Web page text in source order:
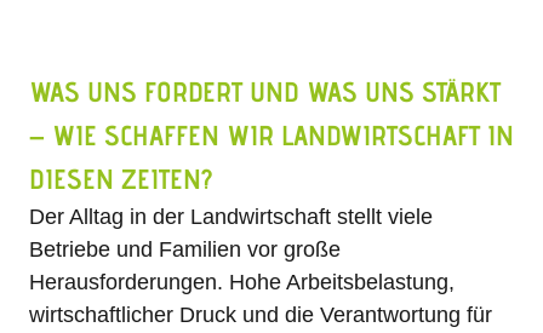
WAS UNS FORDERT UND WAS UNS STÄRKT
– WIE SCHAFFEN WIR LANDWIRTSCHAFT IN
DIESEN ZEITEN?
Der Alltag in der Landwirtschaft stellt viele
Betriebe und Familien vor große
Herausforderungen. Hohe Arbeitsbelastung,
wirtschaftlicher Druck und die Verantwortung für